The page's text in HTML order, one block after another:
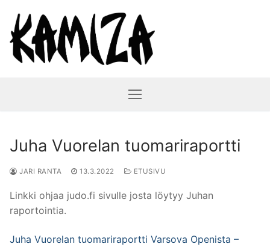
sisältöön
Juha Vuorelan tuomariraportti
JARI RANTA 13.3.2022 ETUSIVU
Linkki ohjaa judo.fi sivulle josta löytyy Juhan
raportointia.
Juha Vuorelan tuomariraportti Varsova Openista –